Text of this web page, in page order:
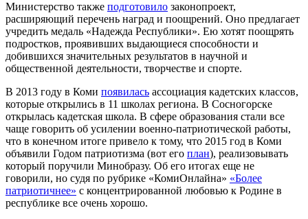
Министерство также подготовило законопроект,
расширяющий перечень наград и поощрений. Оно предлагает
учредить медаль «Надежда Республики». Ею хотят поощрять
подростков, проявивших выдающиеся способности и
добившихся значительных результатов в научной и
общественной деятельности, творчестве и спорте.
В 2013 году в Коми появилась ассоциация кадетских классов,
которые открылись в 11 школах региона. В Сосногорске
открылась кадетская школа. В сфере образования стали все
чаще говорить об усилении военно-патриотической работы,
что в конечном итоге привело к тому, что 2015 год в Коми
объявили Годом патриотизма (вот его план), реализовывать
который поручили Минобразу. Об его итогах еще не
говорили, но судя по рубрике «КомиОнлайна» «Более
патриотичнее» с концентрированной любовью к Родине в
республике все очень хорошо.